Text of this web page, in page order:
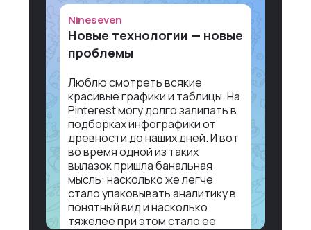
Nineseven
Новые технологии — новые
проблемы
Люблю смотреть всякие
красивые графики и таблицы. На
Pinterest могу долго залипать в
подборках инфографики от
древности до наших дней. И вот
во время одной из таких
вылазок пришла банальная
мысль: насколько же легче
стало упаковывать аналитику в
понятный вид и насколько
тяжелее при этом стало ее